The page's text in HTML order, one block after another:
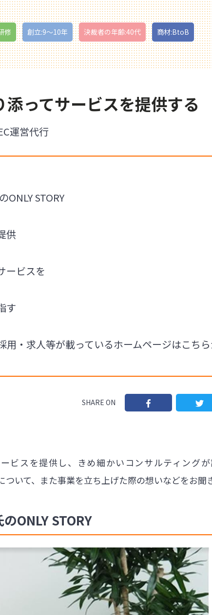
修 創立:9〜10年 決裁者の年齢:40代 商材:BtoB
ってサービスを提供する
運営代行
STORY
供
ービスを
す
用・求人等が載っているホームページはこち
SHARE ON
ビスを提供し、きめ細かいコンサルティング
いて、また事業を立ち上げた際の想いなどをお聞
ONLY STORY